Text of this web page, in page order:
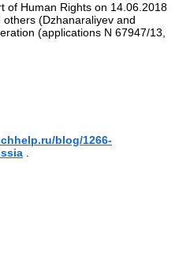
of Human Rights on 14.06.2018
(Dzhanaraliyev and
(applications N 67947/13,
blog/1266-